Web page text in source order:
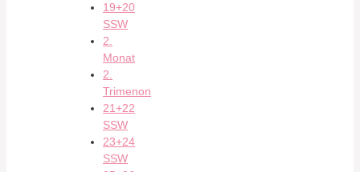
19+20
SSW
2.
Monat
2.
Trimenon
21+22
SSW
23+24
SSW